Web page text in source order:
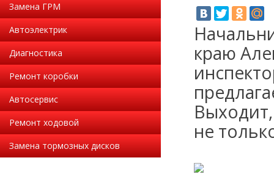
Замена ГРМ
Автоэлектрик
Диагностика
Ремонт коробки
Автосервис
Ремонт ходовой
Замена тормозных дисков
краю
не